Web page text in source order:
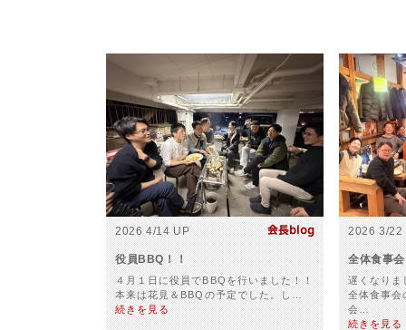
2026 4/14 UP
役員BBQ！！
４月１日に役員でBBQを行いました！！
本来は花見＆BBQの予定でした。し…
続きを見る
2026 3/22
全体食事
遅くなりま
全体食事会
会…
続きを見る